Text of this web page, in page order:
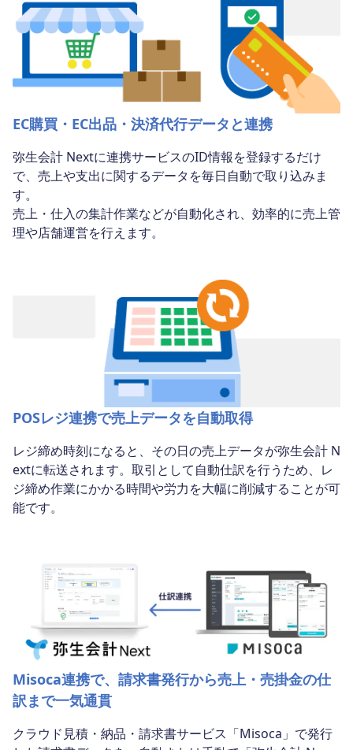
EC購買・EC出品・決済代行データと連携
弥生会計 Nextに連携サービスのID情報を登録するだけ
で、売上や支出に関するデータを毎日自動で取り込みま
す。
売上・仕入の集計作業などが自動化され、効率的に売上管
理や店舗運営を行えます。
POSレジ連携で売上データを自動取得
レジ締め時刻になると、その日の売上データが弥生会計 N
extに転送されます。取引として自動仕訳を行うため、レ
ジ締め作業にかかる時間や労力を大幅に削減することが可
能です。
Misoca連携で、請求書発行から売上・売掛金の仕
訳まで一気通貫
クラウド見積・納品・請求書サービス「Misoca」で発行